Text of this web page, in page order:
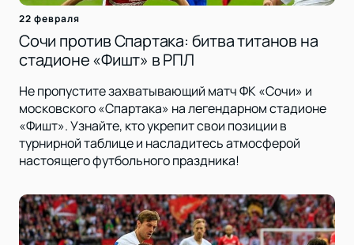
22 февраля
Сочи против Спартака: битва титанов на
стадионе «Фишт» в РПЛ
Не пропустите захватывающий матч ФК «Сочи» и
московского «Спартака» на легендарном стадионе
«Фишт». Узнайте, кто укрепит свои позиции в
турнирной таблице и насладитесь атмосферой
настоящего футбольного праздника!